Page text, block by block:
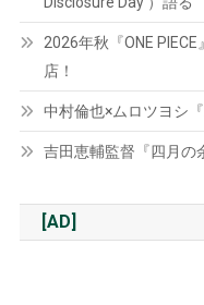
2026年秋『ONE
店！
中村倫也×ムロツヨシ
吉田恵輔監督『四月の
[AD]